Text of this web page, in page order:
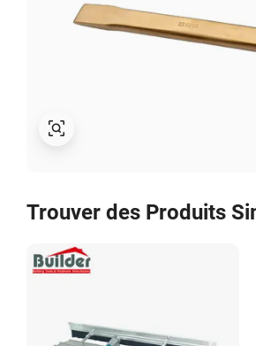
Trouver des Produits